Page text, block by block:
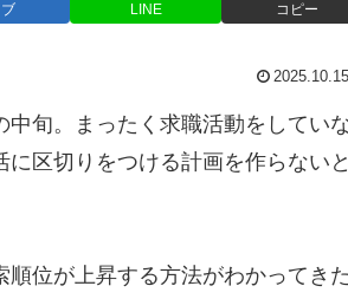
LINE コピー
2025.10.15
旬。まったく求職活動をしていな
区切りをつける計画を作らないと
位が上昇する方法がわかってきた